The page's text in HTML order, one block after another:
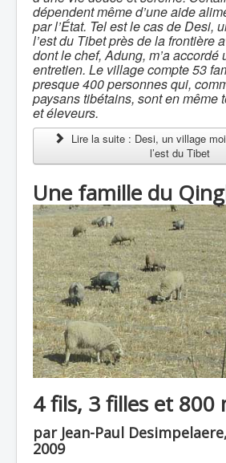
dépendent même d’une aide
par l’État. Tel est le cas de Desi,
l’est du Tibet près de la frontière
dont le chef, Adung, m’a accordé
entretien. Le village compte 53
presque 400 personnes qui,
paysans tibétains, sont en même
et éleveurs.
Lire la suite : Desi, un village
l’est du Tibet
Une famille du
4 fils, 3 filles et 800
par Jean-Paul
2009